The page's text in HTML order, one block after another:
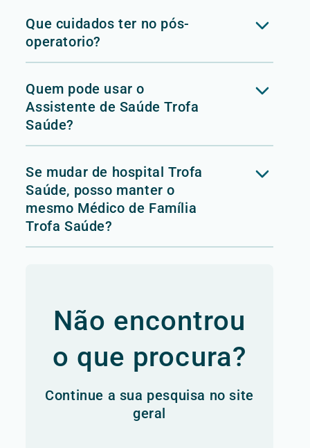
Que cuidados ter no pós-
operatorio?
Quem pode usar o
Assistente de Saúde Trofa
Saúde?
Se mudar de hospital Trofa
Saúde, posso manter o
mesmo Médico de Família
Trofa Saúde?
Não encontrou
o que procura?
Continue a sua pesquisa no site
geral